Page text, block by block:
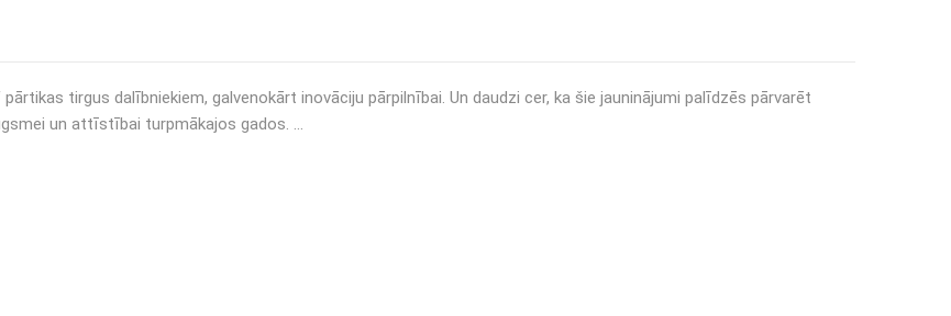
tirgus dalībniekiem, galvenokārt inovāciju pārpilnībai. Un daudzi cer, ka šie jauninājumi palīdzēs pārvarēt
un attīstībai turpmākajos gados. …